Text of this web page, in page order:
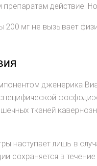
действие.
200 мг не вызывает
дженерика
тканей
наступает лишь в
сохраняется в